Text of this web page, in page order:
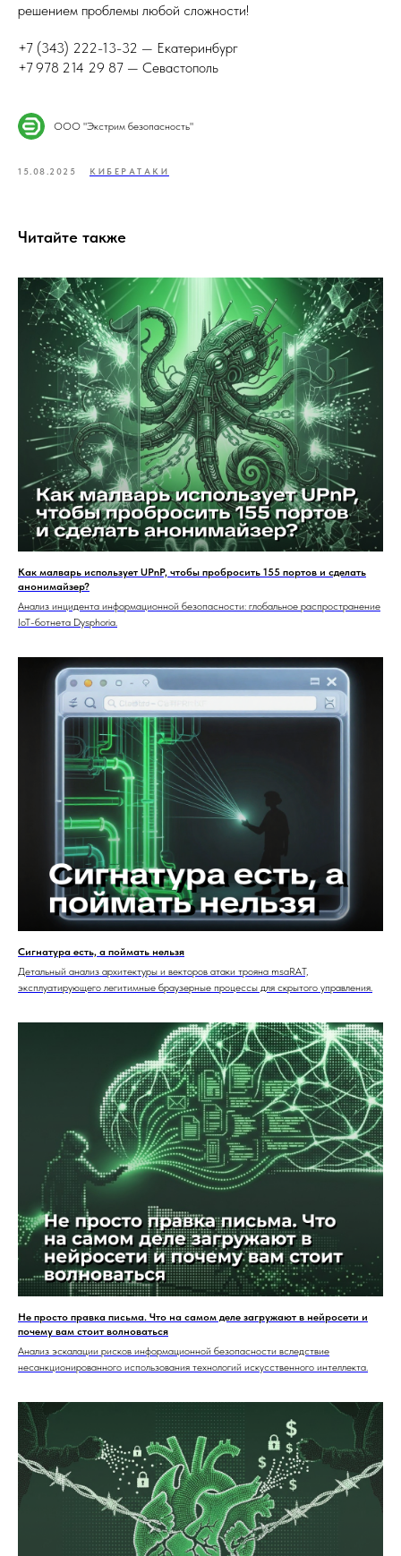
решением проблемы любой сложности!
+7 (343) 222-13-32 — Екатеринбург
+7 978 214 29 87 — Севастополь
ООО "Экстрим безопасность"
15.08.2025 КИБЕРАТАКИ
Читайте также
Как малварь использует UPnP, чтобы пробросить 155 портов и сделать
анонимайзер?
Анализ инцидента информационной безопасности: глобальное распространение
IoT-ботнета Dysphoria.
Сигнатура есть, а поймать нельзя
Детальный анализ архитектуры и векторов атаки трояна msaRAT,
эксплуатирующего легитимные браузерные процессы для скрытого управления.
Не просто правка письма. Что на самом деле загружают в нейросети и
почему вам стоит волноваться
Анализ эскалации рисков информационной безопасности вследствие
несанкционированного использования технологий искусственного интеллекта.